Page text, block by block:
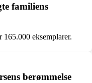
familiens
eksemplarer.
berømmelse